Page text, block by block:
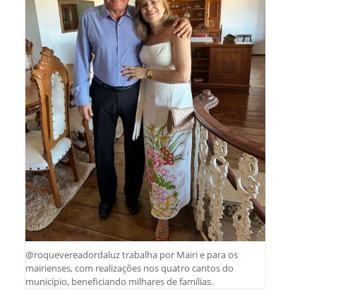
@roquevereadordaluz trabalha por Mairi e para os
mairienses, com realizações nos quatro cantos do
município, beneficiando milhares de famílias.